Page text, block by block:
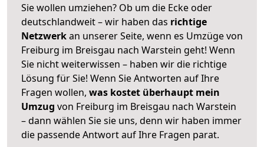
Sie wollen umziehen? Ob um die Ecke oder
deutschlandweit – wir haben das richtige
Netzwerkan unserer Seite, wenn es Umzüge von
Freiburg im Breisgau nach Warstein geht! Wenn
Sie nicht weiterwissen – haben wir die richtige
Lösung für Sie! Wenn Sie Antworten auf Ihre
Fragen wollen, was kostet überhaupt mein
Umzug von Freiburg im Breisgau nach Warstein
– dann wählen Sie sie uns, denn wir haben immer
die passende Antwort auf Ihre Fragen parat.